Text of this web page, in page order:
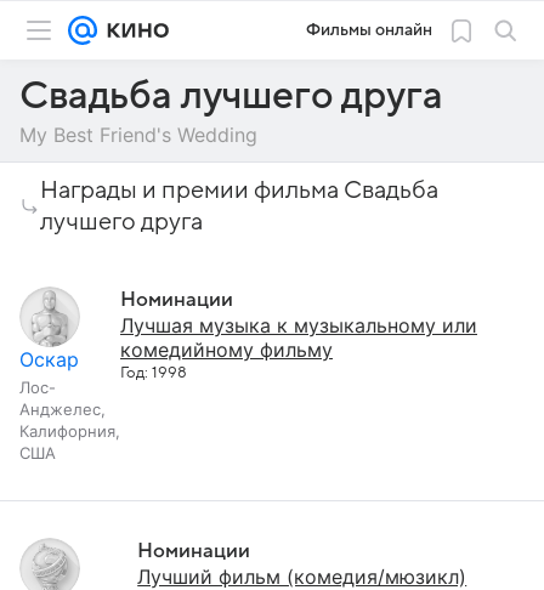
Фильмы онлайн
Свадьба лучшего друга
My Best Friend's Wedding
Награды и премии фильма Свадьба
лучшего друга
Оскар
Лос-
Анджелес,
Калифорния,
США
Номинации
Лучшая музыка к музыкальному или
комедийному фильму
Год: 1998
Номинации
Лучший фильм (комедия/мюзикл)